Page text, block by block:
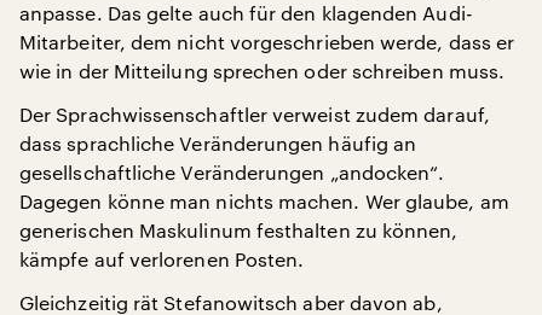
anpasse. Das gelte auch für den klagenden Audi-
Mitarbeiter, dem nicht vorgeschrieben werde, dass er
wie in der Mitteilung sprechen oder schreiben muss.
Der Sprachwissenschaftler verweist zudem darauf,
dass sprachliche Veränderungen häufig an
gesellschaftliche Veränderungen „andocken“.
Dagegen könne man nichts machen. Wer glaube, am
generischen Maskulinum festhalten zu können,
kämpfe auf verlorenen Posten.
Gleichzeitig rät Stefanowitsch aber davon ab,